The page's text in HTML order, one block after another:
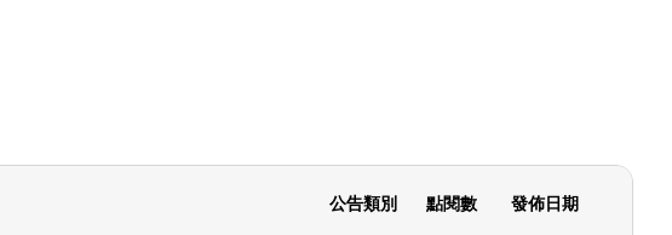
公告類別 點閱數 發佈日期